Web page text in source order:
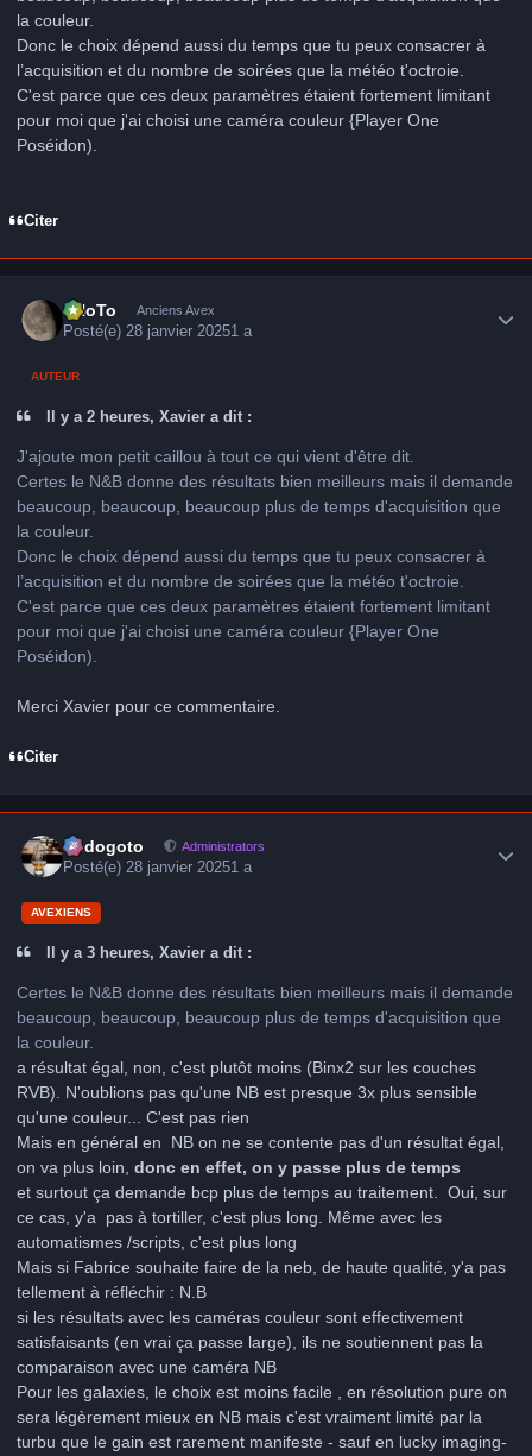
la couleur.
Donc le choix dépend aussi du temps que tu peux consacrer à
l’acquisition et du nombre de soirées que la météo t'octroie.
C'est parce que ces deux paramètres étaient fortement limitant
pour moi que j'ai choisi une caméra couleur {Player One
Poséidon).
Citer
FHoTo Anciens Avex
Posté(e)28 janvier 20251 a
AUTEUR
Il y a 2 heures, Xavier a dit :
J'ajoute mon petit caillou à tout ce qui vient d'être dit.
Certes le N&B donne des résultats bien meilleurs mais il demande
beaucoup, beaucoup, beaucoup plus de temps d'acquisition que
la couleur.
Donc le choix dépend aussi du temps que tu peux consacrer à
l’acquisition et du nombre de soirées que la météo t'octroie.
C'est parce que ces deux paramètres étaient fortement limitant
pour moi que j'ai choisi une caméra couleur {Player One
Poséidon).
Merci Xavier pour ce commentaire.
Citer
frédogoto Administrators
Posté(e)28 janvier 20251 a
AVEXIENS
Il y a 3 heures, Xavier a dit :
Certes le N&B donne des résultats bien meilleurs mais il demande
beaucoup, beaucoup, beaucoup plus de temps d'acquisition que
la couleur.
a résultat égal, non, c'est plutôt moins (Binx2 sur les couches
RVB). N'oublions pas qu'une NB est presque 3x plus sensible
qu'une couleur... C'est pas rien
Mais en général en NB on ne se contente pas d'un résultat égal,
on va plus loin, donc en effet, on y passe plus de temps
et surtout ça demande bcp plus de temps au traitement. Oui, sur
ce cas, y'a pas à tortiller, c'est plus long. Même avec les
automatismes /scripts, c'est plus long
Mais si Fabrice souhaite faire de la neb, de haute qualité, y'a pas
tellement à réfléchir : N.B
si les résultats avec les caméras couleur sont effectivement
satisfaisants (en vrai ça passe large), ils ne soutiennent pas la
comparaison avec une caméra NB
Pour les galaxies, le choix est moins facile , en résolution pure on
sera légèrement mieux en NB mais c'est vraiment limité par la
turbu que le gain est rarement manifeste - sauf en lucky imaging-